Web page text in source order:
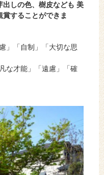
しの色、樹皮なども 美
することができま
」「自制」「大切な思
な才能」「遠慮」「確